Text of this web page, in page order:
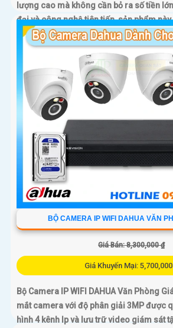
lượng cao mà không cần bỏ ra số tiền
đại và công nghệ tiên tiến, sản phẩm
sự an ninh toàn diện cho người sử dụng
BỘ CAMERA IP WIFI DAHUA VĂN
Giá Bán: 8,300,000 ₫
Giá Khuyến Mại:
Bộ Camera IP WIFI DAHUA Văn Phòng
mắt camera với độ phân giải 3MP được
hình 4 kênh Ip và lưu trữ video giám sát